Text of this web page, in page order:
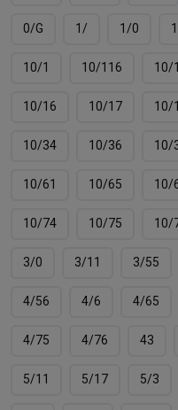
0/G 1/ 1/0
10/1 10/116 10/
10/16 10/17 10/
10/34 10/36 10/
10/61 10/65 10/
10/74 10/75 10/
3/0 3/11 3/55
4/56 4/6 4/65
4/75 4/76 43
5/11 5/17 5/3